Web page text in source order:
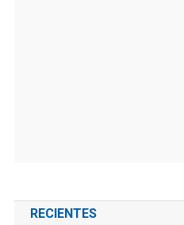
RECIENTES